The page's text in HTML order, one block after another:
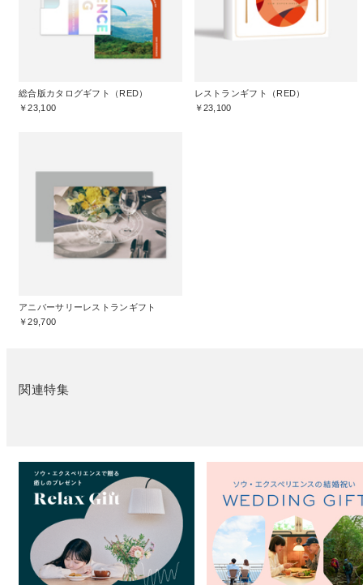
総合版カタログギフト（RED）
￥23,100
レストランギフト（RED）
￥23,100
アニバーサリーレストランギフト
￥29,700
関連特集